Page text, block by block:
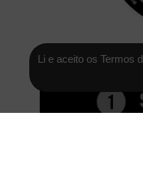
Li e aceito os Termos